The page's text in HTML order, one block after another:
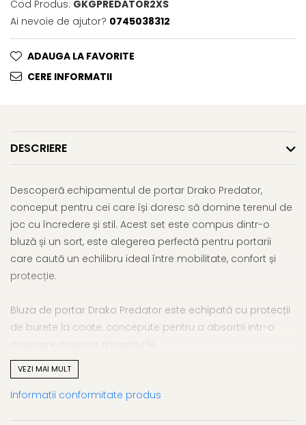
Cod Produs: GKGPREDATOR2XS
Ai nevoie de ajutor? 0745038312
ADAUGA LA FAVORITE
CERE INFORMATII
DESCRIERE
Descoperă echipamentul de portar Drako Predator,
conceput pentru cei care își doresc să domine terenul de
joc cu încredere și stil. Acest set este compus dintr-o
bluză și un sort, este alegerea perfectă pentru portarii
care caută un echilibru ideal între mobilitate, confort și
protecție.
Bluza de portar Drako Predator este echipată cu protecții
de burete la coate, concepute pentru a absorbi intr-o
oarecare masura impacturile.
Material de Înaltă Calitate
interlock de 140 g, Drako Predator asigură o rezistență
VEZI MAI MULT
Informatii conformitate produs